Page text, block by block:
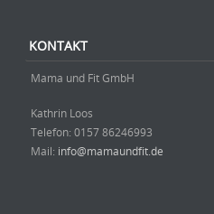
KONTAKT
Mama und Fit GmbH
Kathrin Loos
Telefon: ‭0157 86246993‬
Mail: info@mamaundfit.de